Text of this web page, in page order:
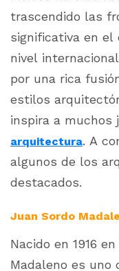
trascendido las
significativa en el
nivel
por una rica
estilos
inspira a muchos
arquitectura. A
algunos de los
destacados.
Juan Sordo
Nacido en 1916
Madaleno es uno